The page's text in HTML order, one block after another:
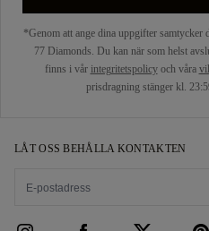
*Genom att ange dina uppgifter samtycker
77 Diamonds. Du kan när som helst
finns i vår integritetspolicyoch våra
prisdragning stänger kl.
LÅT OSS BEHÅLLA KONTAKTEN